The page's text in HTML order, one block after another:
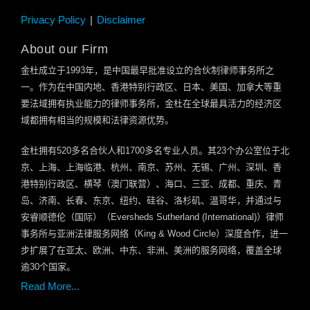
Privacy Policy Disclaimer
About our Firm
金杜成立于1993年，是中国最早批准设立的合伙制律师事务所之
一。作为在中国内地、香港特别行政区、日本、美国、加拿大等重
要法域拥有执业能力的律师事务所，金杜在全球最具活力的经济区
域都拥有相当的规模和法律资源优势。
金杜拥有520多名合伙人和1700多名专业人员。其23个办公室位于北
京、上海、上海临港、杭州、南京、苏州、无锡、广州、深圳、香
港特别行政区、横琴（澳门联营）、海口、三亚、成都、重庆、青
岛、济南、长春、东京、纽约、硅谷、洛杉矶、温哥华，并通过与
安睿顺德伦（国际）（Eversheds Sutherland (International)）律师
事务所与亚洲法律服务网络（King & Wood Circle）深度合作，进一
步扩展了在亚太、欧洲、中东、非洲、美洲的服务网络，覆盖全球
逾30个国家。
Read More...